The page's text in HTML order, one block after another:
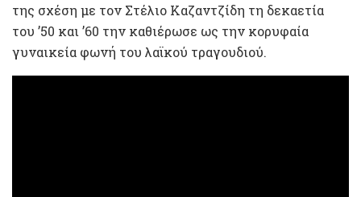
της σχέση με τον Στέλιο Καζαντζίδη τη δεκαετία
του ’50 και ’60 την καθιέρωσε ως την κορυφαία
γυναικεία φωνή του λαϊκού τραγουδιού.